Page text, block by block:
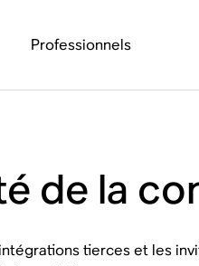
Professionnels
de la
tierces et les